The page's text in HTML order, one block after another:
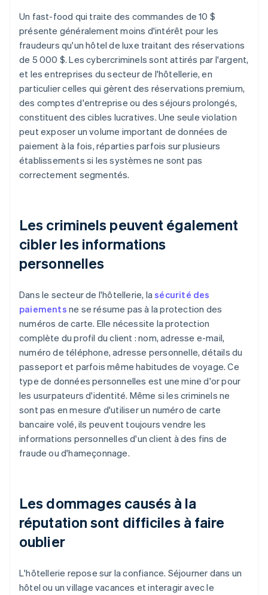
Un fast-food qui traite des commandes de 10 $
présente généralement moins d'intérêt pour les
fraudeurs qu'un hôtel de luxe traitant des réservations
de 5 000 $. Les cybercriminels sont attirés par l'argent,
et les entreprises du secteur de l'hôtellerie, en
particulier celles qui gèrent des réservations premium,
des comptes d'entreprise ou des séjours prolongés,
constituent des cibles lucratives. Une seule violation
peut exposer un volume important de données de
paiement à la fois, réparties parfois sur plusieurs
établissements si les systèmes ne sont pas
correctement segmentés.
Les criminels peuvent également
cibler les informations
personnelles
Dans le secteur de l'hôtellerie, lasécurité des
paiements ne se résume pas à la protection des
numéros de carte. Elle nécessite la protection
complète du profil du client : nom, adresse e-mail,
numéro de téléphone, adresse personnelle, détails du
passeport et parfois même habitudes de voyage. Ce
type de données personnelles est une mine d'or pour
les usurpateurs d'identité. Même si les criminels ne
sont pas en mesure d'utiliser un numéro de carte
bancaire volé, ils peuvent toujours vendre les
informations personnelles d'un client à des fins de
fraude ou d'hameçonnage.
Les dommages causés à la
réputation sont difficiles à faire
oublier
L'hôtellerie repose sur la confiance. Séjourner dans un
hôtel ou un village vacances et interagir avec le